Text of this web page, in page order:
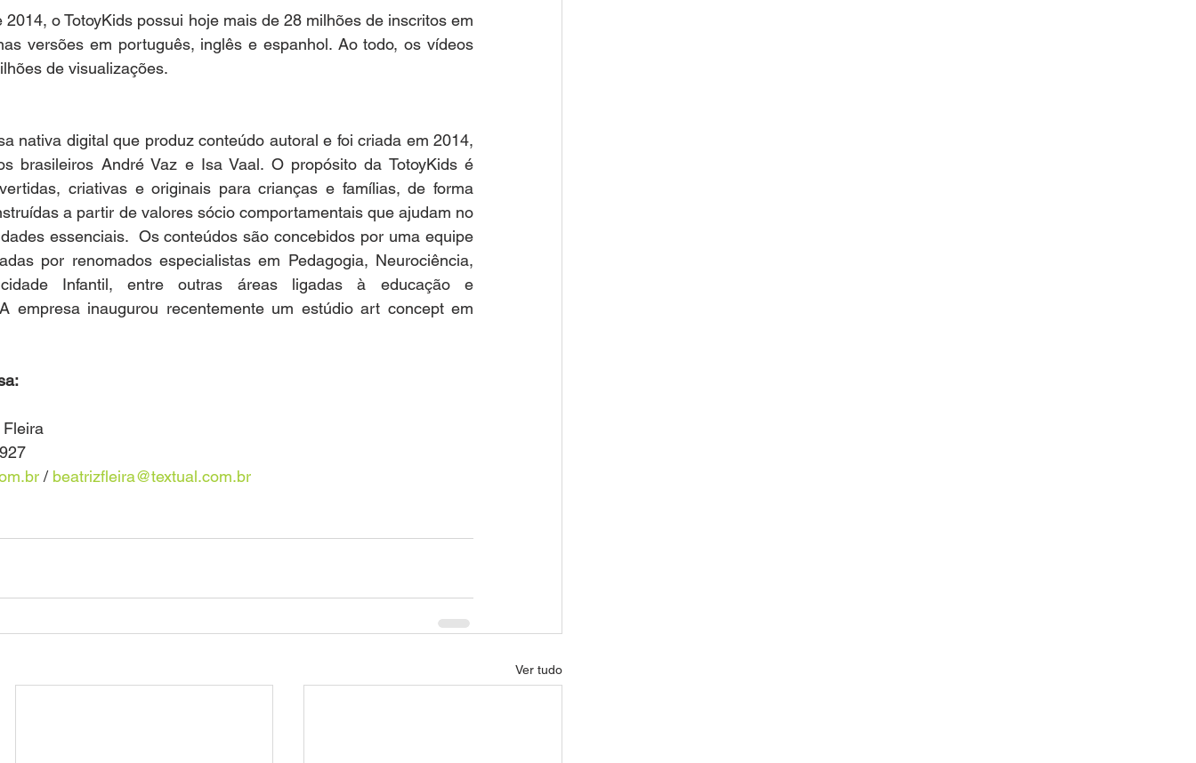
o TotoyKids possui hoje mais de 28 milhões de inscritos em
versões em português, inglês e espanhol. Ao todo, os vídeos
de visualizações.
nativa digital que produz conteúdo autoral e foi criada em 2014,
brasileiros André Vaz e Isa Vaal. O propósito da TotoyKids é
criativas e originais para crianças e famílias, de forma
a partir de valores sócio comportamentais que ajudam no
essenciais.  Os conteúdos são concebidos por uma equipe
por renomados especialistas em Pedagogia, Neurociência,
Infantil, entre outras áreas ligadas à educação e
empresa inaugurou recentemente um estúdio art concept em
/ beatrizfleira@textual.com.br
Ver tudo